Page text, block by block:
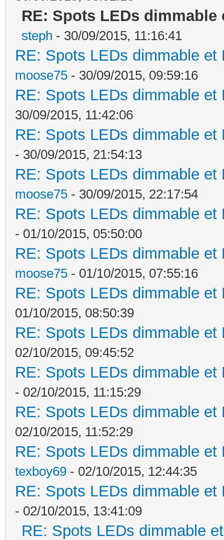
RE: Spots LEDs
steph - 30/09/2015, 11:16:41
RE: Spots LEDs dimmable
moose75 - 30/09/2015, 09:59:16
RE: Spots LEDs dimmable
30/09/2015, 11:42:06
RE: Spots LEDs dimmable
- 30/09/2015, 21:54:13
RE: Spots LEDs dimmable
moose75 - 30/09/2015, 22:17:54
RE: Spots LEDs dimmable
- 01/10/2015, 05:50:00
RE: Spots LEDs dimmable
moose75 - 01/10/2015, 07:55:16
RE: Spots LEDs dimmable
01/10/2015, 08:50:39
RE: Spots LEDs dimmable
02/10/2015, 09:45:52
RE: Spots LEDs dimmable
- 02/10/2015, 11:15:29
RE: Spots LEDs dimmable
02/10/2015, 11:52:29
RE: Spots LEDs dimmable
texboy69 - 02/10/2015, 12:44:35
RE: Spots LEDs dimmable
- 02/10/2015, 13:41:09
RE: Spots LEDs dimmable